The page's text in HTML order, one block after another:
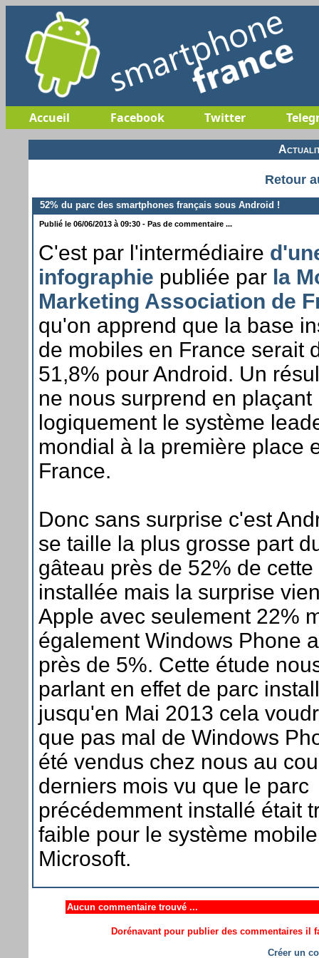
Accueil Facebook Twitter
Retour
52% du parc des smartphones français sous Android !
Publié le 06/06/2013 à 09:30 - Pas de commentaire ...
C'est par l'intermédiaire
infographie publiée par la
Marketing Association de
qu'on apprend que la base
de mobiles en France serait
51,8% pour Android. Un
ne nous surprend en plaçant
logiquement le système
mondial à la première place
France.
Donc sans surprise c'est
se taille la plus grosse part
gâteau près de 52% de cette
installée mais la surprise
Apple avec seulement 22%
également Windows Phone
près de 5%. Cette étude
parlant en effet de parc
jusqu'en Mai 2013 cela
que pas mal de Windows
été vendus chez nous au
derniers mois vu que le parc
précédemment installé était
faible pour le système
Microsoft.
Aucun commentaire trouvé ...
Dorénavant pour publier des commentaires il
Créer un